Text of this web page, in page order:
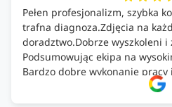
Pełen profesjonalizm, szybka
trafna diagnoza.Zdjęcia na
doradztwo.Dobrze wyszkoleni i
Podsumowując ekipa na
Bardzo dobre wykonanie pracy